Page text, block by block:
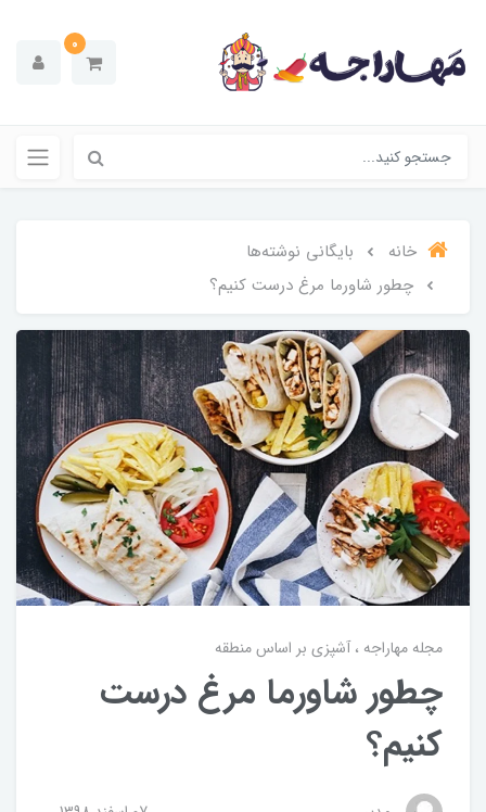
0
خانه
بایگانی نوشته‌ها
چطور شاورما مرغ درست کنیم؟
مجله مهاراجه آشپزی بر اساس منطقه
چطور شاورما مرغ درست
کنیم؟